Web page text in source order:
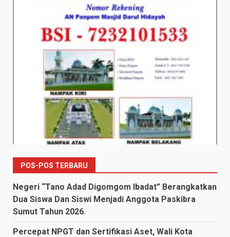
POS-POS TERBARU
Negeri “Tano Adad Digomgom Ibadat” Berangkatkan
Dua Siswa Dan Siswi Menjadi Anggota Paskibra
Sumut Tahun 2026.
Percepat NPGT dan Sertifikasi Aset, Wali Kota